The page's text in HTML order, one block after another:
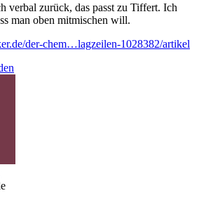
verbal zurück, das passt zu Tiffert. Ich
man oben mitmischen will.
der-chem…lagzeilen-1028382/artikel